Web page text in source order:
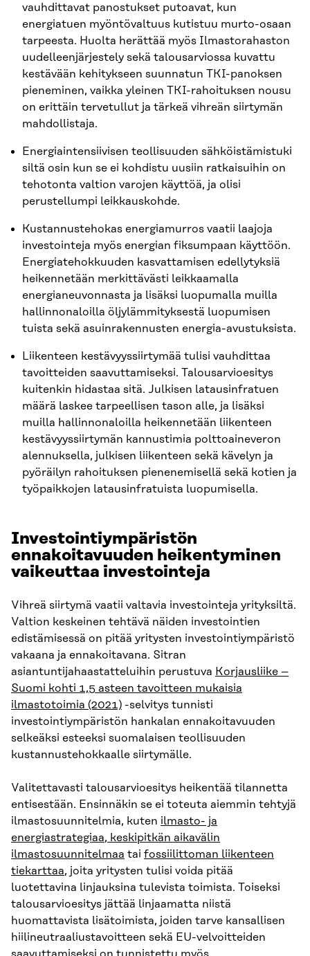
vauhdittavat panostukset putoavat, kun
energiatuen myöntövaltuus kutistuu murto-osaan
tarpeesta. Huolta herättää myös Ilmastorahaston
uudelleenjärjestely sekä talousarviossa kuvattu
kestävään kehitykseen suunnatun TKI-panoksen
pieneminen, vaikka yleinen TKI-rahoituksen nousu
on erittäin tervetullut ja tärkeä vihreän siirtymän
mahdollistaja.
Energiaintensiivisen teollisuuden sähköistämistuki
siltä osin kun se ei kohdistu uusiin ratkaisuihin on
tehotonta valtion varojen käyttöä, ja olisi
perustellumpi leikkauskohde.
Kustannustehokas energiamurros vaatii laajoja
investointeja myös energian fiksumpaan käyttöön.
Energiatehokkuuden kasvattamisen edellytyksiä
heikennetään merkittävästi leikkaamalla
energianeuvonnasta ja lisäksi luopumalla muilla
hallinnonaloilla öljylämmityksestä luopumisen
tuista sekä asuinrakennusten energia-avustuksista.
Liikenteen kestävyyssiirtymää tulisi vauhdittaa
tavoitteiden saavuttamiseksi. Talousarvioesitys
kuitenkin hidastaa sitä. Julkisen latausinfratuen
määrä laskee tarpeellisen tason alle, ja lisäksi
muilla hallinnonaloilla heikennetään liikenteen
kestävyyssiirtymän kannustimia polttoaineveron
alennuksella, julkisen liikenteen sekä kävelyn ja
pyöräilyn rahoituksen pienenemisellä sekä kotien ja
työpaikkojen latausinfratuista luopumisella.
Investointiympäristön
ennakoitavuuden heikentyminen
vaikeuttaa investointeja
Vihreä siirtymä vaatii valtavia investointeja yrityksiltä.
Valtion keskeinen tehtävä näiden investointien
edistämisessä on pitää yritysten investointiympäristö
vakaana ja ennakoitavana. Sitran
asiantuntijahaastatteluihin perustuva Korjausliike –
Suomi kohti 1,5 asteen tavoitteen mukaisia
ilmastotoimia (2021) -selvitys tunnisti
investointiympäristön hankalan ennakoitavuuden
selkeäksi esteeksi suomalaisen teollisuuden
kustannustehokkaalle siirtymälle.
Valitettavasti talousarvioesitys heikentää tilannetta
entisestään. Ensinnäkin se ei toteuta aiemmin tehtyjä
ilmastosuunnitelmia, kuten ilmasto- ja
energiastrategiaa, keskipitkän aikavälin
ilmastosuunnitelmaa tai fossiilittoman liikenteen
tiekarttaa, joita yritysten tulisi voida pitää
luotettavina linjauksina tulevista toimista. Toiseksi
talousarvioesitys jättää linjaamatta niistä
huomattavista lisätoimista, joiden tarve kansallisen
hiilineutraaliustavoitteen sekä EU-velvoitteiden